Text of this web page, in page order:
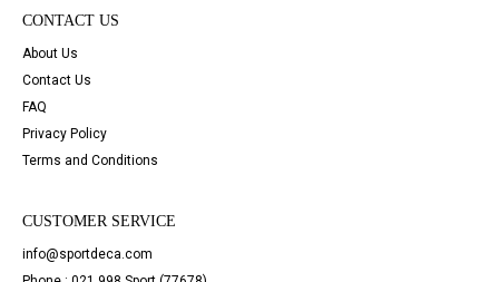
CONTACT US
About Us
Contact Us
FAQ
Privacy Policy
Terms and Conditions
CUSTOMER SERVICE
info@sportdeca.com